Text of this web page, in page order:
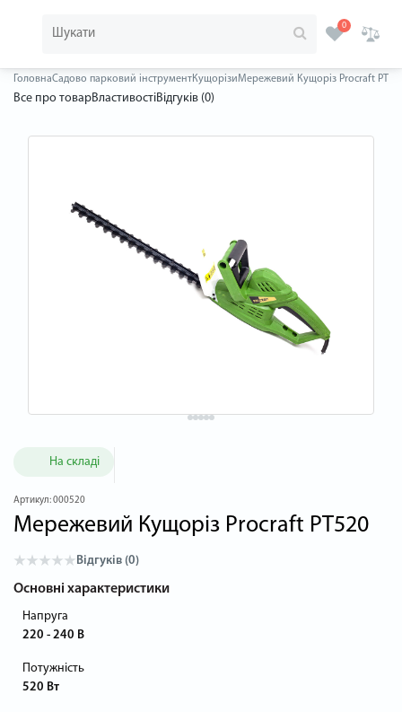
0
ГоловнаСадово парковий інструментКущорізиМережевий Кущоріз Procraft
Все про товарВластивостіВідгуків (0)
На складі
Артикул:000520
Мережевий Кущоріз Procraft PT520
Відгуків (0)
Основні характеристики
Напруга
220 - 240 В
Потужність
520 Вт